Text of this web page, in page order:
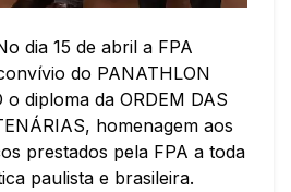
dia 15 de abril a FPA
do PANATHLON
o diploma da ORDEM DAS
homenagem aos
prestados pela FPA a toda
paulista e brasileira.